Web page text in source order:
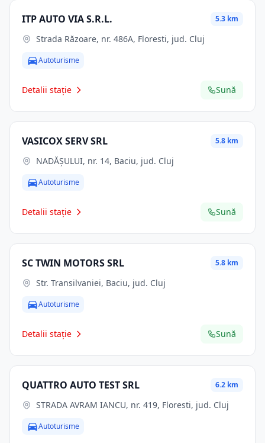
ITP AUTO VIA S.R.L. 5.3 km
Strada Răzoare, nr. 486A, Floresti, jud. Cluj
Autoturisme
Detalii stație Sună
VASICOX SERV SRL 5.8 km
NADĂȘULUI, nr. 14, Baciu, jud. Cluj
Autoturisme
Detalii stație Sună
SC TWIN MOTORS SRL 5.8 km
Str. Transilvaniei, Baciu, jud. Cluj
Autoturisme
Detalii stație Sună
QUATTRO AUTO TEST SRL 6.2 km
STRADA AVRAM IANCU, nr. 419, Floresti, jud. Cluj
Autoturisme